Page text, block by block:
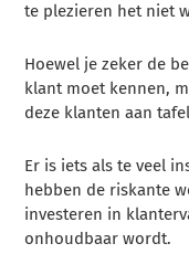
te plezieren het niet
Hoewel je zeker de
klant moet kennen,
deze klanten aan
Er is iets als te veel
hebben de riskante
investeren in
onhoudbaar wordt.